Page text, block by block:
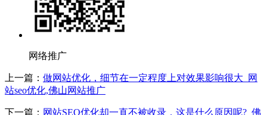
网络推广
上一篇： 做网站优化，细节在一定程度上对效果影响很大_网
站seo优化,佛山网站推广
下一篇： 网站SEO优化却一直不被收录，这是什么原因呢?_佛